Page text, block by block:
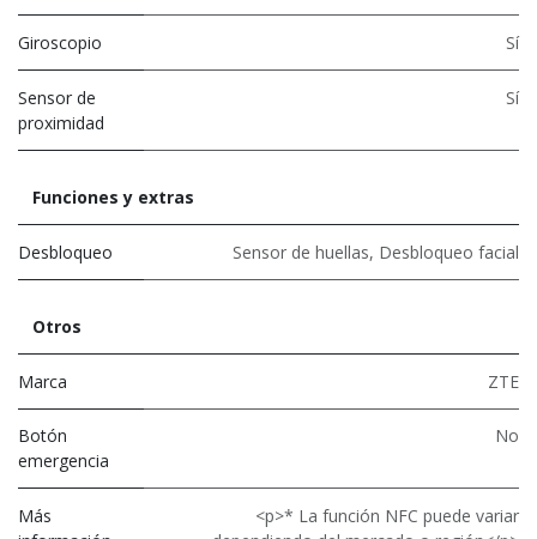
Giroscopio Sí
Sensor de
proximidad
Sí
Funciones y extras
Desbloqueo Sensor de huellas, Desbloqueo facial
Otros
Marca ZTE
Botón
emergencia
No
Más
<p>* La función NFC puede variar